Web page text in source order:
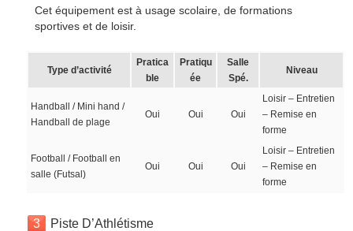
Cet équipement est à usage scolaire, de formations
sportives et de loisir.
Type d’activité
Pratica
ble
Pratiqu
ée
Salle
Spé.
Niveau
Handball / Mini hand /
Handball de plage
Oui Oui Oui
Loisir – Entretien
– Remise en
forme
Football / Football en
salle (Futsal)
Oui Oui Oui
Loisir – Entretien
– Remise en
forme
3 Piste D’Athlétisme